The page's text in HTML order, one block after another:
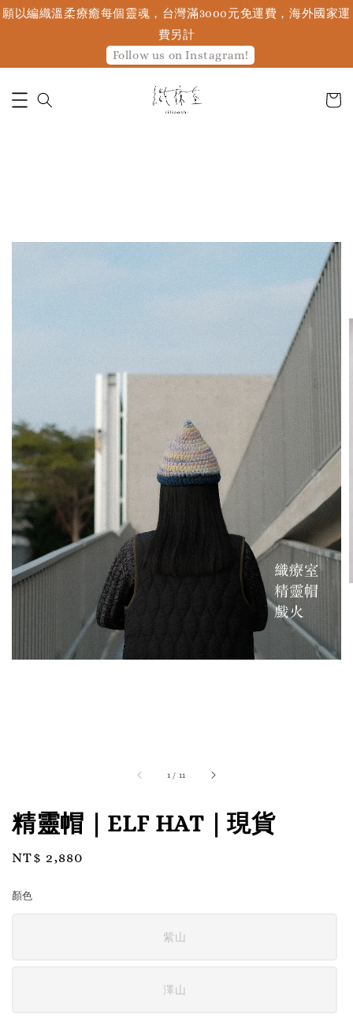
願以編織溫柔療癒每個靈魂，台灣滿3000元免運費，海外國家運
費另計
Follow us on Instagram!
1 / 11
精靈帽｜ELF HAT｜現貨
Regular
NT$ 2,880
顏色
紫山
澤山